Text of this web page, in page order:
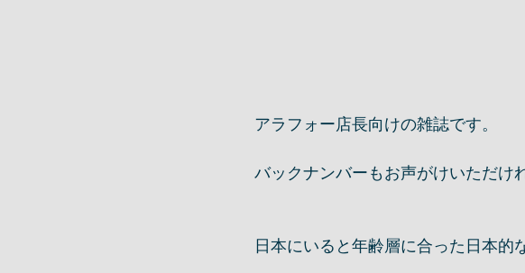
アラフォー店長向けの雑誌です。
バックナンバーもお声がけいただけ
日本にいると年齢層に合った日本的